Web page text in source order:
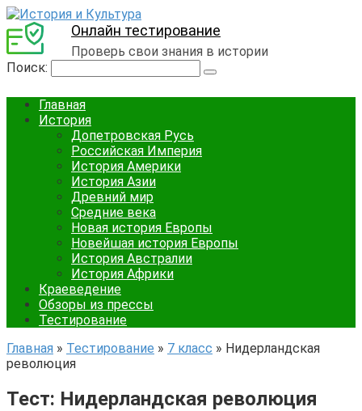
Онлайн тестирование
Проверь свои знания в истории
Поиск:
Главная
История
Допетровская Русь
Российская Империя
История Америки
История Азии
Древний мир
Средние века
Новая история Европы
Новейшая история Европы
История Австралии
История Африки
Краеведение
Обзоры из прессы
Тестирование
Главная » Тестирование » 7 класс » Нидерландская
революция
Тест: Нидерландская революция